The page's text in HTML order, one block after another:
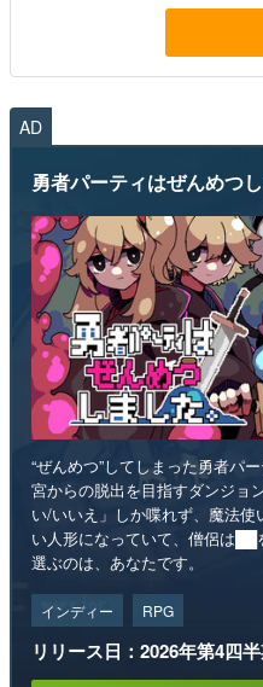
AD
勇者パーティはぜんめつし
“ぜんめつ”してしまった勇者パ
宮からの脱出を目指すダンジョ
い/いいえ」しか喋れず、魔法
い人形になっていて、僧侶は
選ぶのは、あなたです。
インディー RPG
リリース日：2026年第4四